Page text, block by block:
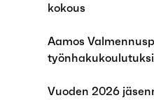
kokous
Aamos
Vuoden 2026